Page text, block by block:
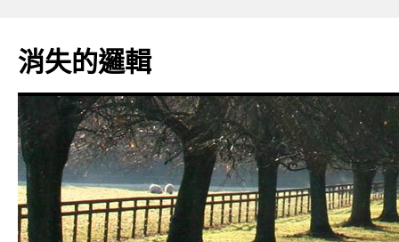
主
要
消失的邏輯